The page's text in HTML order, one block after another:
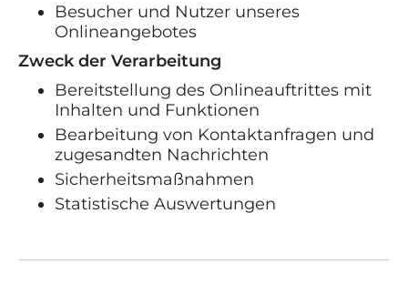
Besucher und Nutzer unseres
Onlineangebotes
Zweck der Verarbeitung
Bereitstellung des Onlineauftrittes mit
Inhalten und Funktionen
Bearbeitung von Kontaktanfragen und
zugesandten Nachrichten
Sicherheitsmaßnahmen
Statistische Auswertungen